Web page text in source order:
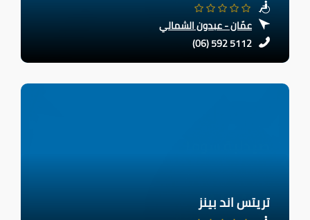
عمّان - عبدون الشمالي
(06) 592 5112
تريتس اند بينز